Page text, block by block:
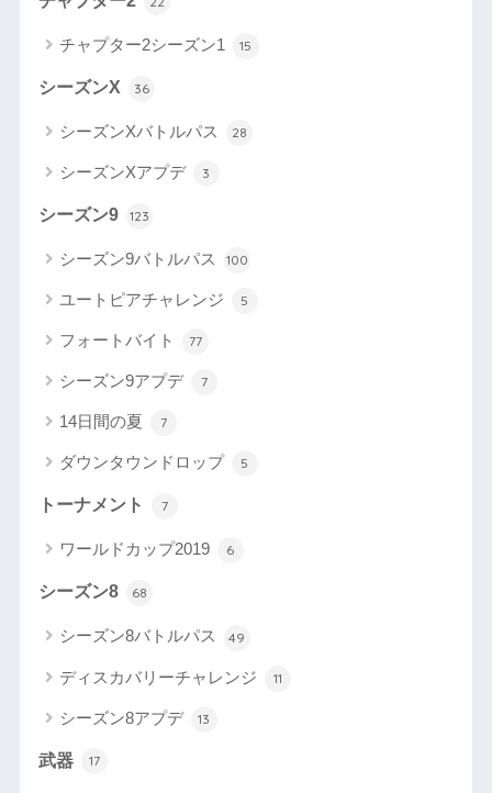
チャプター2シーズン1 15
シーズンX 36
シーズンXバトルパス 28
シーズンXアプデ 3
シーズン9 123
シーズン9バトルパス 100
ユートピアチャレンジ 5
フォートバイト 77
シーズン9アプデ 7
14日間の夏 7
ダウンタウンドロップ 5
トーナメント 7
ワールドカップ2019 6
シーズン8 68
シーズン8バトルパス 49
ディスカバリーチャレンジ 11
シーズン8アプデ 13
武器 17